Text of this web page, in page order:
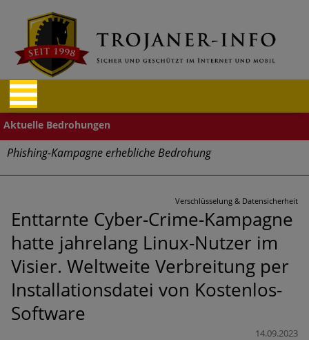
Phishing-Kampagne erhebliche Bedrohung
Welle an Social-Engineering-Betrugsmaschen und
Identitätsdiebstahl
Exponentiell wachsende Risiken, eine immer
unübersichtlichere Cyber-Bedrohungslage – was CISOs jetzt
für mehr Cyber-Resilienz tun können
Digitale Assets aller Arten im Fokus der aktuellen Cyber-
Bedrohungen
Verschlüsselung & Datensicherheit
Enttarnte Cyber-Crime-Kampagne
hatte jahrelang Linux-Nutzer im
Visier. Weltweite Verbreitung per
Installationsdatei von Kostenlos-
Software
14.09.2023